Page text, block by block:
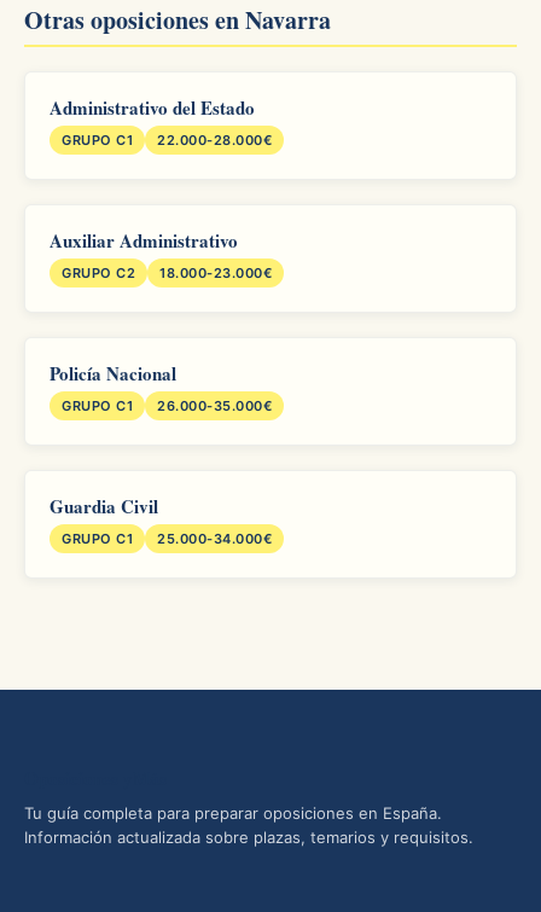
Otras oposiciones en Navarra
Administrativo del Estado
GRUPO C1 22.000-28.000€
Auxiliar Administrativo
GRUPO C2 18.000-23.000€
Policía Nacional
GRUPO C1 26.000-35.000€
Guardia Civil
GRUPO C1 25.000-34.000€
Tu guía completa para preparar oposiciones en España.
Información actualizada sobre plazas, temarios y requisitos.